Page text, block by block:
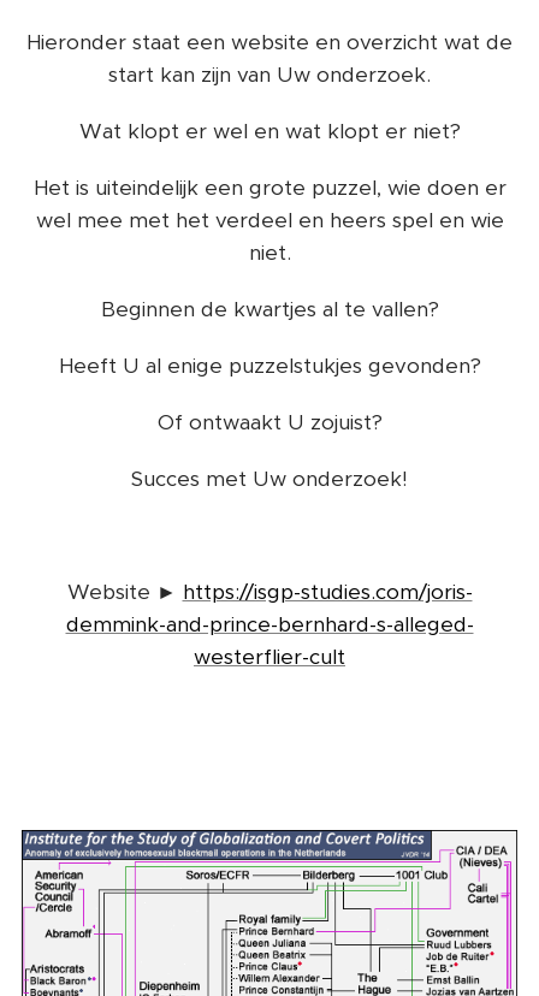
Hieronder staat een website en overzicht wat de
start kan zijn van Uw onderzoek.
Wat klopt er wel en wat klopt er niet?
Het is uiteindelijk een grote puzzel, wie doen er
wel mee met het verdeel en heers spel en wie
niet.
Beginnen de kwartjes al te vallen?
Heeft U al enige puzzelstukjes gevonden?
Of ontwaakt U zojuist?
Succes met Uw onderzoek!
Website ► https://isgp-studies.com/joris-
demmink-and-prince-bernhard-s-alleged-
westerflier-cult